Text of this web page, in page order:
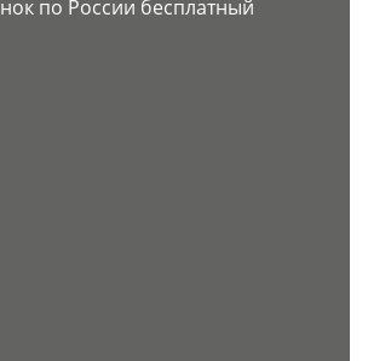
по России бесплатный